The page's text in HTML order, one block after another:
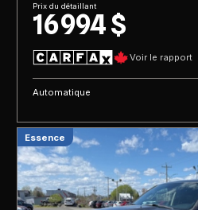
Prix du détaillant
16 994 $
Voir le rapport
Automatique
Essence